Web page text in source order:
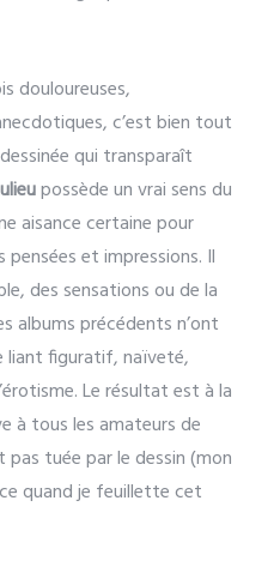
douloureuses,
c’est bien tout
qui transparaît
possède un vrai sens du
aisance certaine pour
et impressions. Il
des sensations ou de la
albums précédents n’ont
liant figuratif, naïveté,
Le résultat est à la
à tous les amateurs de
pas tuée par le dessin (mon
quand je feuillette cet